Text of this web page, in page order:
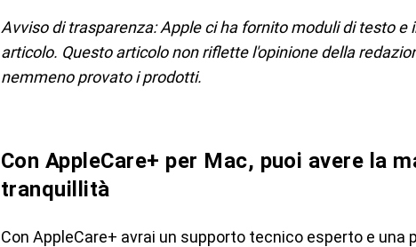
Avviso di trasparenza: Apple ci ha fornito moduli di testo e
articolo. Questo articolo non riflette l'opinione della
nemmeno provato i prodotti.
Con AppleCare+ per Mac, puoi avere la
tranquillità
Con AppleCare+ avrai un supporto tecnico esperto e una